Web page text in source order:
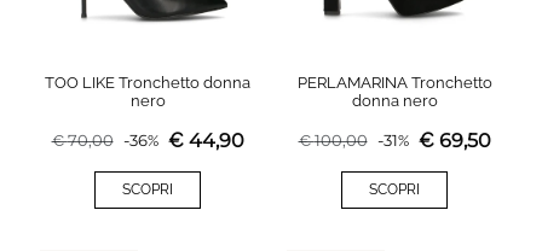
TOO LIKE Tronchetto donna
nero
€70,00 -36% € 44,90
SCOPRI
PERLAMARINA Tronchetto
donna nero
€100,00 -31% € 69,50
SCOPRI